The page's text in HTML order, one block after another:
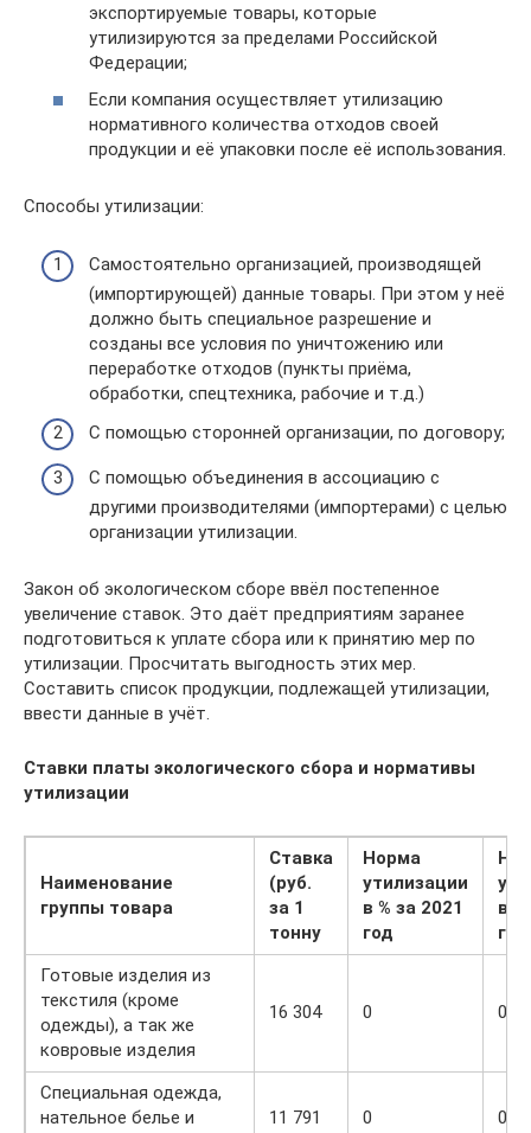
экспортируемые товары, которые
утилизируются за пределами Российской
Федерации;
Если компания осуществляет утилизацию
нормативного количества отходов своей
продукции и её упаковки после её использования.
Способы утилизации:
Самостоятельно организацией, производящей
(импортирующей) данные товары. При этом у неё
должно быть специальное разрешение и
созданы все условия по уничтожению или
переработке отходов (пункты приёма,
обработки, спецтехника, рабочие и т.д.)
С помощью сторонней организации, по договору;
С помощью объединения в ассоциацию с
другими производителями (импортерами) с целью
организации утилизации.
Закон об экологическом сборе ввёл постепенное
увеличение ставок. Это даёт предприятиям заранее
подготовиться к уплате сбора или к принятию мер по
утилизации. Просчитать выгодность этих мер.
Составить список продукции, подлежащей утилизации,
ввести данные в учёт.
Ставки платы экологического сбора и нормативы
утилизации
Наименование
группы товара
Ставка
(руб.
за 1
тонну
Норма
утилизации
в % за 2021
год
в
год
Готовые изделия из
текстиля (кроме
одежды), а так же
ковровые изделия
16 304 0 0
Специальная одежда,
нательное белье и
11 791 0 0